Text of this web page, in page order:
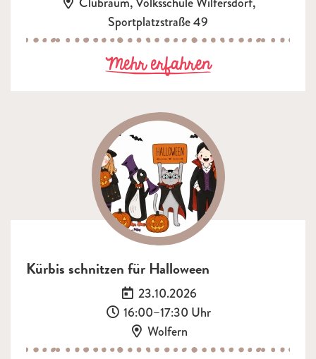
Sportplatzstraße 49
Mehr erfahrenzu
Kürbis schnitzen für Halloween
Datum:
23.10.2026
Uhrzeit:
16:00–17:30 Uhr
Ort:
Wolfern